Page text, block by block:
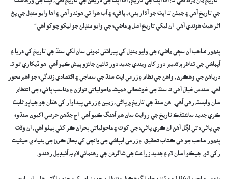
‎”تاريخ مان مراد آھي تہ: اھا اپت جي تاريخ، اھا اپت جي ذريعن جي تاريخ آهي، اپت جي ورھاست
جي تاريخ آهي ۽ جيئن تہ اپت جو آڌار ٻنيءَ، پاڻيءَ ۽ آب ھوا تي ھوندو آھي ۽ اھا وايو منڊل جي پڻ
اثر ھيٺ ھوندي آھي. ان ليکي تاريخ اصل ۾ ماضيءَ جي وايو منڊلن جو ليکو چوکو آھي“
‎پنھور صاحب ان سڄي ماضيءَ جي وايو منڊل کي پيرائتي نموني سان لکي سنڌ جي تاريخ کي دريا ۽
آپباشي جي تناظر ۾ قديم دور کان ويندي جديد دور تائين جائزو پيش ڪيو آھي. ھو ڏيکاري ٿو تہ
درياھن جي وھڪرن، واھن جي نظام ۽ زرعي اپت سنڌ جي سماجي ۽ اقتصادي زندگيءَ جو اھم محور
آھي. سندس خيال آھي تہ سنڌ جي خوشحالي ھميشہ ماحولياتي توازن ۽ مناسب پاڻيءَ جي انتظام
سان وابستہ رھي آھي. ھن سنڌ جي تاريخ ۾ پاڻي، زمين ۽ زرعي پيداوار کي ھتان جو جياپو ثابت
ڪري جديد سائنٽفڪ تاريخ جي روايت سان ھم آھنگ ڪيو آھي. اڄ جڏھن حرصي اکيون سنڌوءَ
جي پاڻيءَ تي لڳل آھن ان ڪري پاڻيءَ جي کوٽ ۽ ماحولياتي بحران ڪر کڻي بيٺو آھي، ان وقت
پنھور صاحب جو ھي ڪتاب تحقيق ۽ زرعي آبپاشي جي ڍانچي کي بحال ڪرڻ جي بنيادي حيثيت
رکي ٿو. جيڪو اسان لاءِ ۽ جديد زراعت جي شاگردن جي رھنمائي لاءِ بہ آئيڊيل رھندو.